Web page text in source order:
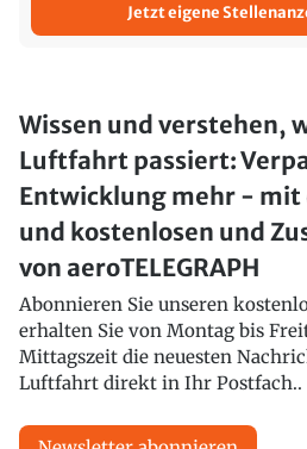
Jetzt eigene
Wissen und verstehen,
Luftfahrt passiert:
Entwicklung mehr - mit
und kostenlosen und
von aeroTELEGRAPH
Abonnieren Sie unseren
erhalten Sie von Montag bis
Mittagszeit die neuesten
Luftfahrt direkt in Ihr Postfach..